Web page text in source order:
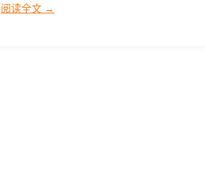
阅读全文 →